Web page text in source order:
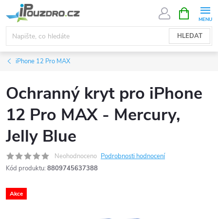
na
obsah
HLEDAT
NÁKUPNÍ
KOŠÍK
iPhone 12 Pro MAX
Ochranný kryt pro iPhone
12 Pro MAX - Mercury,
Jelly Blue
Neohodnoceno Podrobnosti hodnocení
Kód produktu: 8809745637388
Akce